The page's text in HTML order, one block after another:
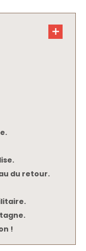
du retour.
!